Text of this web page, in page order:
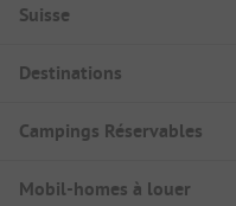
Suisse
Destinations
Campings Réservables
Mobil-homes à louer